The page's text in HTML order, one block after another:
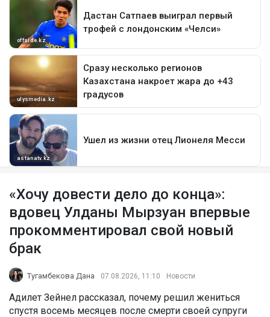
«Хочу довести дело до конца»:
вдовец Улданы Мырзуан впервые
прокомментировал свой новый
брак
Тугамбекова Дана 07.08.2026, 11:10 Новости
Адилет Зейнел рассказал, почему решил жениться
спустя восемь месяцев после смерти своей супруги